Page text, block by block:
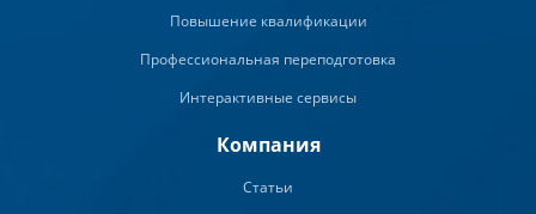
Повышение квалификации
Профессиональная переподготовка
Интерактивные сервисы
Компания
Статьи